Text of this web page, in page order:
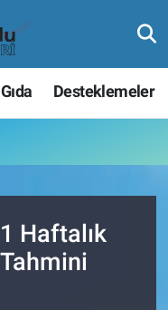
Gıda Desteklemeler
Haftalık